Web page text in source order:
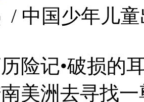
/ 中国少年儿
历险记•破损的
美洲去寻找